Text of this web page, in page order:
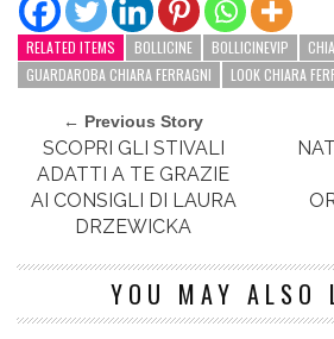
RELATED ITEMS BOLLICINE BOLLICINEVIP
GUARDAROBA CHIARA FERRAGNI
LOOK CHIARA
← Previous Story
SCOPRI GLI STIVALI
ADATTI A TE GRAZIE
AI CONSIGLI DI LAURA
DRZEWICKA
YOU MAY ALSO